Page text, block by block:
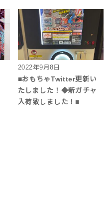
2022年9月8日
■おもちゃTwitter更新い
たしました！◆新ガチャ
入荷致しました！■